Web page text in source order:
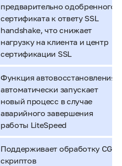
предварительно одобренного
сертификата к ответу SSL
handshake, что снижает
нагрузку на клиента и центр
сертификации SSL
Функция автовосстановления
автоматически запускает
новый процесс в случае
аварийного завершения
работы LiteSpeed
Поддерживает обработку CGI-
скриптов